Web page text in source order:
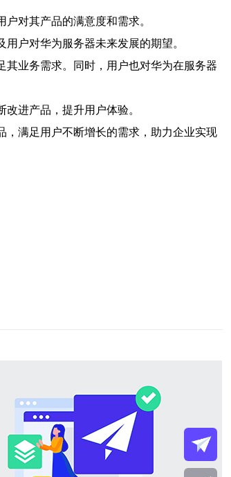
对其产品的满意度和需求。
户对华为服务器未来发展的期望。
业务需求。同时，用户也对华为在服务器
进产品，提升用户体验。
，满足用户不断增长的需求，助力企业实现